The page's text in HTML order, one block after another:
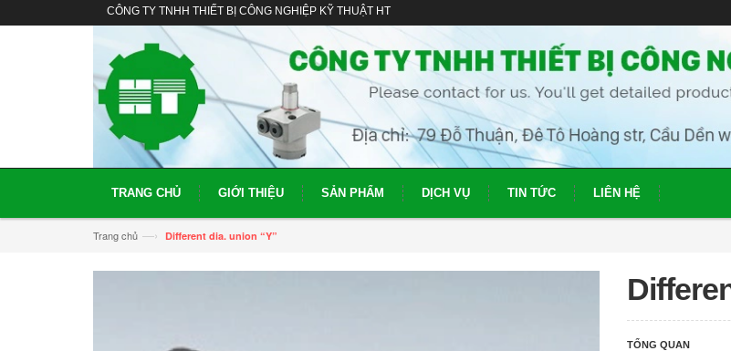
CÔNG TY TNHH THIẾT BỊ CÔNG NGHIỆP KỸ THUẬT HT
TRANG CHỦ GIỚI THIỆU SẢN PHẨM DỊCH VỤ TIN TỨC LIÊN HỆ
Trang chủ —› Different dia. union “Y”
TỔNG QUAN